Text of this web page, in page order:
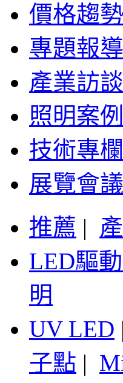
價格趨勢
專題報導
產業訪談
照明案例
技術專欄
展覽會議
推薦 |
LED驅
明
UV LED
子點 |